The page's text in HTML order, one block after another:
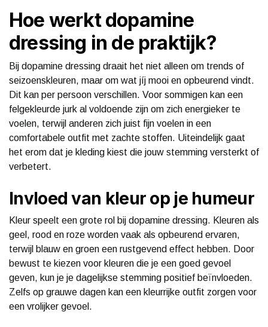
Hoe werkt dopamine
dressing in de praktijk?
Bij dopamine dressing draait het niet alleen om trends of
seizoenskleuren, maar om wat jíj mooi en opbeurend vindt.
Dit kan per persoon verschillen. Voor sommigen kan een
felgekleurde jurk al voldoende zijn om zich energieker te
voelen, terwijl anderen zich juist fijn voelen in een
comfortabele outfit met zachte stoffen. Uiteindelijk gaat
het erom dat je kleding kiest die jouw stemming versterkt of
verbetert.
Invloed van kleur op je humeur
Kleur speelt een grote rol bij dopamine dressing. Kleuren als
geel, rood en roze worden vaak als opbeurend ervaren,
terwijl blauw en groen een rustgevend effect hebben. Door
bewust te kiezen voor kleuren die je een goed gevoel
geven, kun je je dagelijkse stemming positief beïnvloeden.
Zelfs op grauwe dagen kan een kleurrijke outfit zorgen voor
een vrolijker gevoel.